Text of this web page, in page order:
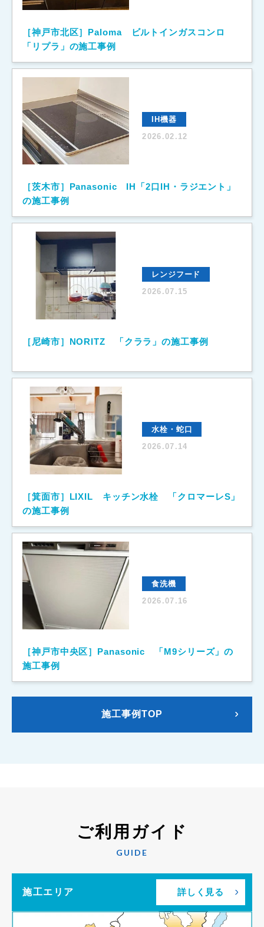
［神戸市北区］Paloma ビルトインガスコンロ
「リプラ」の施工事例
IH機器
2026.02.12
［茨木市］Panasonic IH「2口IH・ラジエント」
の施工事例
レンジフード
2026.07.15
［尼崎市］NORITZ 「クララ」の施工事例
水栓・蛇口
2026.07.14
［箕面市］LIXIL キッチン水栓 「クロマーレS」
の施工事例
食洗機
2026.07.16
［神戸市中央区］Panasonic 「M9シリーズ」の
施工事例
施工事例TOP
ご利用ガイド
GUIDE
施工エリア 詳しく見る